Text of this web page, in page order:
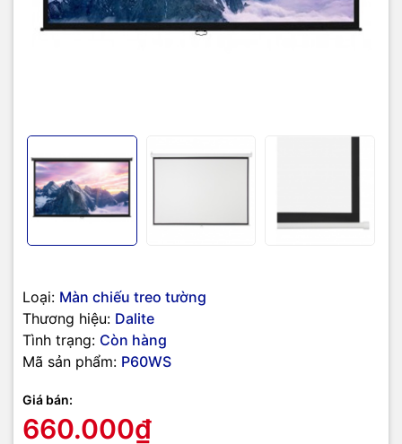
Loại: Màn chiếu treo tường
Thương hiệu: Dalite
Tình trạng: Còn hàng
Mã sản phẩm: P60WS
Giá bán:
660.000₫